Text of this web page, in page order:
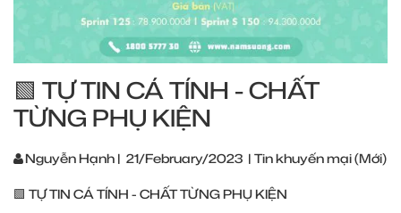
🟩 TỰ TIN CÁ TÍNH - CHẤT
TỪNG PHỤ KIỆN
Nguyễn Hạnh | 21/February/2023 | Tin khuyến mại (Mới)
🟩 TỰ TIN CÁ TÍNH - CHẤT TỪNG PHỤ KIỆN